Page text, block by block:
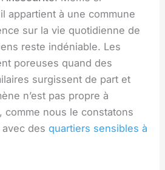
appartient à une commune
sur la vie quotidienne de
reste indéniable. Les
poreuses quand des
surgissent de part et
n’est pas propre à
nous le constatons
avec desquartiers sensibles à